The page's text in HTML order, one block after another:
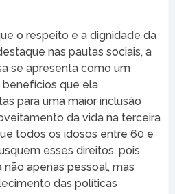
o respeito e a dignidade da
nas pautas sociais, a
se apresenta como um
benefícios que ela
para uma maior inclusão
da vida na terceira
todos os idosos entre 60 e
esses direitos, pois
apenas pessoal, mas
das políticas